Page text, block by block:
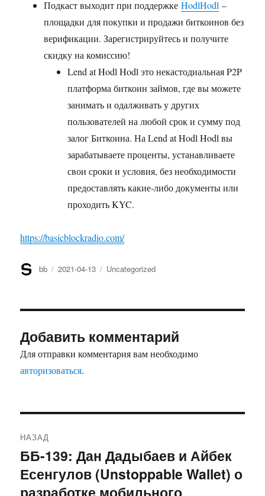
Подкаст выходит при поддержкеHodlHodl –
площадки для покупки и продажи биткоинов без
верификации. Зарегистрируйтесь и получите
скидку на комиссию!
Lend at Hodl Hodl это некастодиальная P2P
платформа биткоин займов, где вы можете
занимать и одалживать у других
пользователей на любой срок и сумму под
залог Биткоина. На Lend at Hodl Hodl вы
зарабатываете проценты, устанавливаете
свои сроки и условия, без необходимости
предоставлять какие-либо документы или
проходить KYC.
https://basicblockradio.com/
Автор
bb Опубликовано
2021-04-13 Рубрики
Uncategorized
Добавить комментарий
Для отправки комментария вам необходимо
авторизоваться.
по
записям
НАЗАД
Предыдущая
запись:
ББ-139: Дан Дадыбаев и Айбек
Есенгулов (Unstoppable Wallet) о